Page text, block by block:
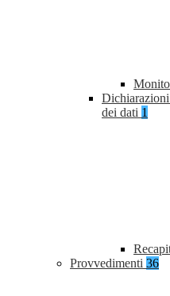
dei dati 1
Provvedimenti 36